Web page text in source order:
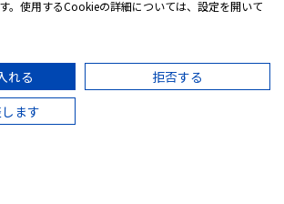
未満の方の共有はご遠慮ください。
。使用するCookieの詳細については、設定を開いて
れる
拒否する
ます